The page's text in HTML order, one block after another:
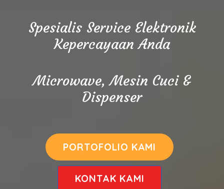
Spesialis Service Elektronik
Kepercayaan Anda
Microwave, Mesin Cuci &
Dispenser
PORTOFOLIO KAMI
KONTAK KAMI